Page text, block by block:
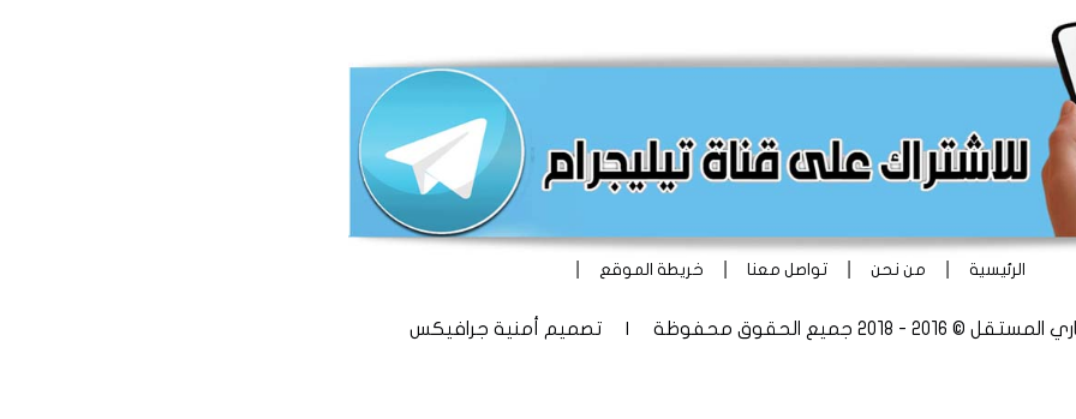
الرئيسية من نحن تواصل معنا خريطة الموقع
2018 جميع الحقوق محفوظة | تصميم أمنية جرافيكس